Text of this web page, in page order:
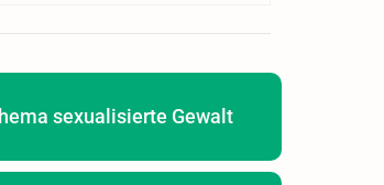
sexualisierte Gewalt